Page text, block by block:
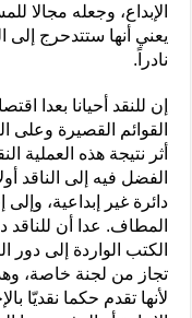
الإبداع، وجعله مجالا
يعني أنها ستتدحرج إلى
نادراً.
إن للنقد أحيانا بعدا
القوائم القصيرة وعلى
أثر نتيجة هذه العملية
الفضل فيه إلى الناقد
دائرة غير إبداعية،
المطاف. عدا أن
الكتب الواردة إلى دور
تجاز من لجنة خاصة،
لأنها تقدم حكما نقديّا